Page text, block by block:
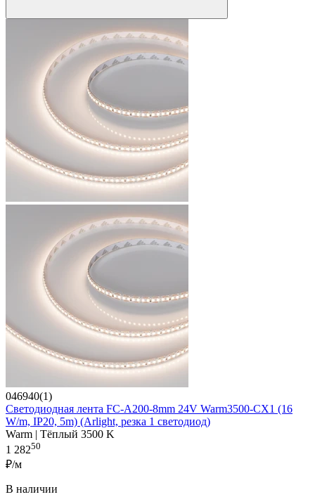
046940(1)
Светодиодная лента FC-A200-8mm 24V Warm3500-CX1 (16
W/m, IP20, 5m) (Arlight, резка 1 светодиод)
Warm | Тёплый 3500 K
1 28250
₽/м
В наличии